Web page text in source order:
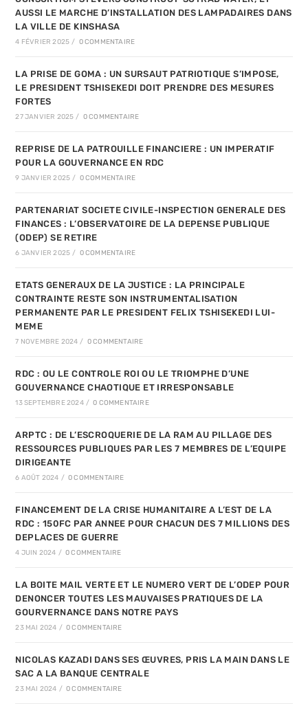
AUSSI LE MARCHE D’INSTALLATION DES LAMPADAIRES DANS
LA VILLE DE KINSHASA
4 FÉVRIER 2025 / 0 COMMENTAIRE
LA PRISE DE GOMA : UN SURSAUT PATRIOTIQUE S’IMPOSE,
LE PRESIDENT TSHISEKEDI DOIT PRENDRE DES MESURES
FORTES
27 JANVIER 2025 / 0 COMMENTAIRE
REPRISE DE LA PATROUILLE FINANCIERE : UN IMPERATIF
POUR LA GOUVERNANCE EN RDC
9 JANVIER 2025 / 0 COMMENTAIRE
PARTENARIAT SOCIETE CIVILE-INSPECTION GENERALE DES
FINANCES : L’OBSERVATOIRE DE LA DEPENSE PUBLIQUE
(ODEP) SE RETIRE
6 JANVIER 2025 / 0 COMMENTAIRE
ETATS GENERAUX DE LA JUSTICE : LA PRINCIPALE
CONTRAINTE RESTE SON INSTRUMENTALISATION
PERMANENTE PAR LE PRESIDENT FELIX TSHISEKEDI LUI-
MEME
7 NOVEMBRE 2024 / 0 COMMENTAIRE
RDC : OU LE CONTROLE ROI OU LE TRIOMPHE D’UNE
GOUVERNANCE CHAOTIQUE ET IRRESPONSABLE
13 SEPTEMBRE 2024 / 0 COMMENTAIRE
ARPTC : DE L’ESCROQUERIE DE LA RAM AU PILLAGE DES
RESSOURCES PUBLIQUES PAR LES 7 MEMBRES DE L’EQUIPE
DIRIGEANTE
6 AOÛT 2024 / 0 COMMENTAIRE
FINANCEMENT DE LA CRISE HUMANITAIRE A L’EST DE LA
RDC : 150FC PAR ANNEE POUR CHACUN DES 7 MILLIONS DES
DEPLACES DE GUERRE
4 JUIN 2024 / 0 COMMENTAIRE
LA BOITE MAIL VERTE ET LE NUMERO VERT DE L’ODEP POUR
DENONCER TOUTES LES MAUVAISES PRATIQUES DE LA
GOURVERNANCE DANS NOTRE PAYS
23 MAI 2024 / 0 COMMENTAIRE
NICOLAS KAZADI DANS SES ŒUVRES, PRIS LA MAIN DANS LE
SAC A LA BANQUE CENTRALE
23 MAI 2024 / 0 COMMENTAIRE